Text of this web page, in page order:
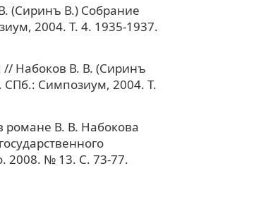
(Сиринъ В.) Собрание
2004. Т. 4. 1935-1937.
Набоков В. В. (Сиринъ
СПб.: Симпозиум, 2004. Т.
В. В. Набокова
2008. № 13. С. 73-77.